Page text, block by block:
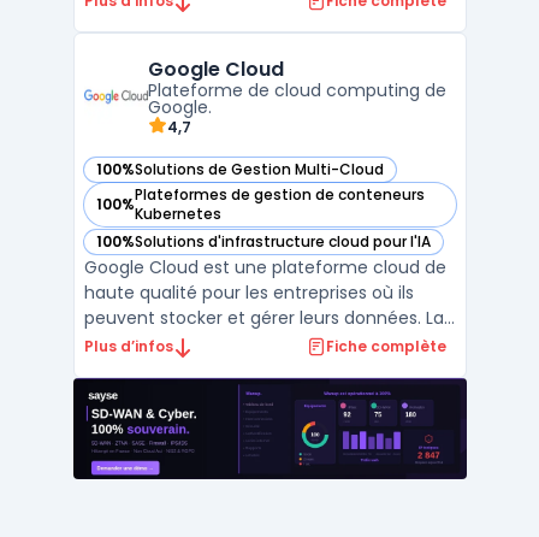
les clients peuvent accéder à une gestion
multi-cloud, ...
Google Cloud
Plateforme de cloud computing de
Google.
4,7
100%Solutions de Gestion Multi-Cloud
— voir Google Cloud dans cette catégorie
100%Plateformes de gestion de conteneurs
Kubernetes
— voir Google Cloud dans cette catégorie
100%Solutions d'infrastructure cloud pour l'IA
— voir Google Cloud dans cette catégorie
Google Cloud est une plateforme cloud de
haute qualité pour les entreprises où ils
peuvent stocker et gérer leurs données. La
gestion multi-cloud permet aux clients
simultanément. La plateforme est
proposée par Google et offre diverses
fonctionnalités, telles que ...
Plus d’infos Fiche complète